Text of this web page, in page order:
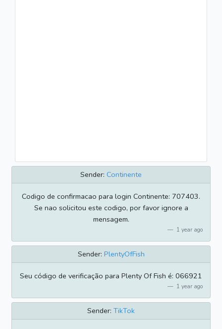
Sender: Continente
Codigo de confirmacao para login Continente: 707403.
Se nao solicitou este codigo, por favor ignore a
mensagem.
1 year ago
Sender: PlentyOfFish
Seu código de verificação para Plenty Of Fish é: 066921
1 year ago
Sender: TikTok